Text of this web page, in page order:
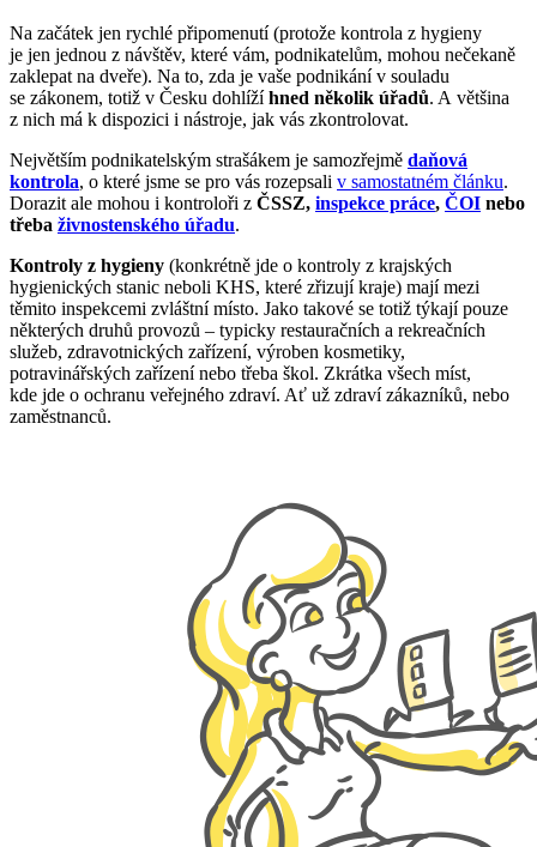
Na začátek jen rychlé připomenutí (protože kontrola z hygieny
je jen jednou z návštěv, které vám, podnikatelům, mohou nečekaně
zaklepat na dveře). Na to, zda je vaše podnikání v souladu
se zákonem, totiž v Česku dohlížíhned několik úřadů. A většina
z nich má k dispozici i nástroje, jak vás zkontrolovat.
Největším podnikatelským strašákem je samozřejmě daňová
kontrola, o které jsme se pro vás rozepsali v samostatném článku.
Dorazit ale mohou i kontroloři z ČSSZ, inspekce práce, ČOI nebo
třeba živnostenského úřadu.
Kontroly z hygieny (konkrétně jde o kontroly z krajských
hygienických stanic neboli KHS, které zřizují kraje) mají mezi
těmito inspekcemi zvláštní místo. Jako takové se totiž týkají pouze
některých druhů provozů – typicky restauračních a rekreačních
služeb, zdravotnických zařízení, výroben kosmetiky,
potravinářských zařízení nebo třeba škol. Zkrátka všech míst,
kde jde o ochranu veřejného zdraví. Ať už zdraví zákazníků, nebo
zaměstnanců.